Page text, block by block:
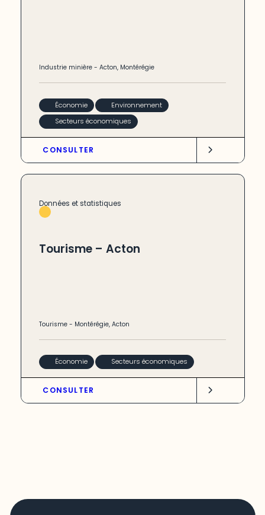
Industrie minière -Acton, Montérégie
Économie
Environnement
Secteurs économiques
CONSULTER
Données et statistiques
Tourisme – Acton
Tourisme - Montérégie,Acton
Économie Secteurs économiques
CONSULTER